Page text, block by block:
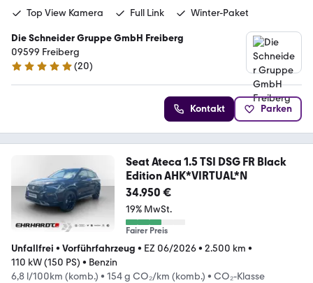
Top View Kamera
Full Link Winter-Paket
Die Schneider Gruppe GmbH Freiberg
09599 Freiberg
5 Sterne
(20)
Kontakt Parken
Seat Ateca 1.5 TSI DSG FR Black
Edition AHK*VIRTUAL*N
34.950 €
19% MwSt.
Fairer Preis
Unfallfrei • Vorführfahrzeug • EZ 06/2026• 2.500 km •
110 kW (150 PS) • Benzin
6,8 l/100km (komb.) • 154 g CO₂/km (komb.) • CO₂-Klasse